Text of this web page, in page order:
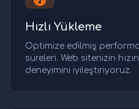
Hızlı Yükleme
Optimize edilmiş
süreleri. Web sitenizin
deneyimini iyileştiriyoruz.